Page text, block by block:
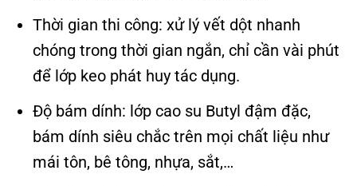
Thời gian thi công: xử lý vết dột nhanh
chóng trong thời gian ngắn, chỉ cần vài phút
để lớp keo phát huy tác dụng.
Độ bám dính: lớp cao su Butyl đậm đặc,
bám dính siêu chắc trên mọi chất liệu như
mái tôn, bê tông, nhựa, sắt,…